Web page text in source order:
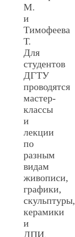
М.
и
Тимофеева
Т.
Для
студентов
ДГТУ
проводятся
мастер-
классы
и
лекции
по
разным
видам
живописи,
графики,
скульптуры,
керамики
и
ДПИ.